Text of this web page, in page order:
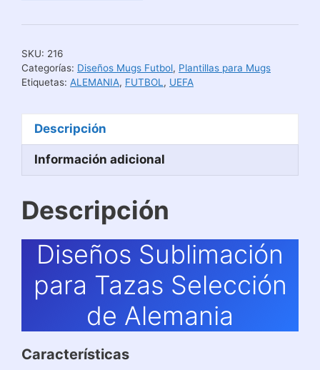
Tazas
de
Alemania
SKU: 216
Categorías: Diseños Mugs Futbol, Plantillas para Mugs
Etiquetas: ALEMANIA, FUTBOL , UEFA
Descripción
Información adicional
Descripción
Diseños Sublimación
para Tazas Selección
de Alemania
Características